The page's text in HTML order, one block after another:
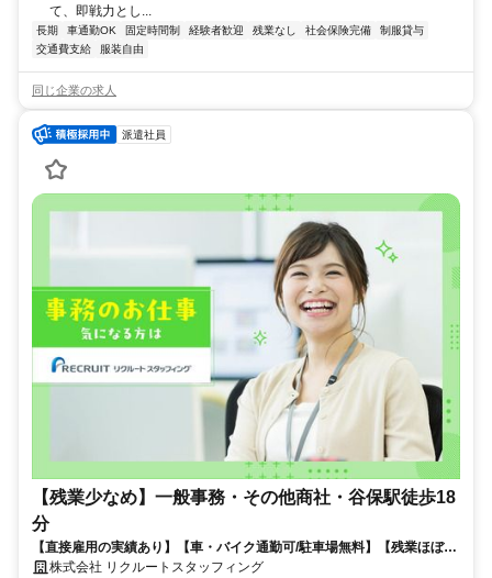
て、即戦力とし...
長期 車通勤OK 固定時間制 経験者歓迎 残業なし 社会保険完備
制服貸与
交通費支給
服装自由
同じ企業の求人
派遣社員
【残業少なめ】一般事務・その他商社・谷保駅徒歩18
分
【直接雇用の実績あり】【車・バイク通勤可/駐車場無料】【残業ほぼな
し】◎ガス会社にて事務サポートのお仕事
株式会社 リクルートスタッフィング